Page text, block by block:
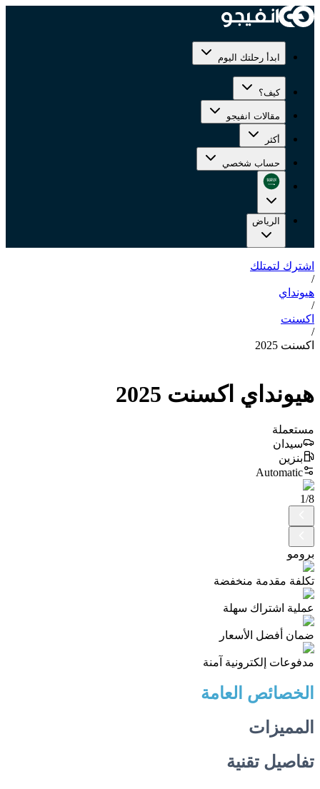
ابدأ رحلتك اليوم
كيف؟
مقالات انفيجو
أكثر
حساب شخصي
الرياض
اشترك لتمتلك
/
هيونداي
/
اكسنت
/
اكسنت 2025
هيونداي اكسنت 2025
مستعملة
سيدان
بنزين
Automatic
1/8
برومو
تكلفة مقدمة منخفضة
عملية اشتراك سهلة
ضمان أفضل الأسعار
مدفوعات إلكترونية آمنة
الخصائص العامة
المميزات
تفاصيل تقنية